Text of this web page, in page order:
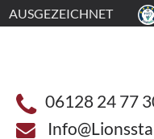
AUSGEZEICHNET
06128 24 77